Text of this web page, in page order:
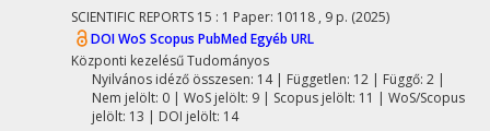
SCIENTIFIC REPORTS 15 : 1 Paper: 10118 , 9 p. (2025)
DOIWoS Scopus PubMedEgyéb URL
Központi kezelésűTudományos
Nyilvános idéző összesen: 14| Független: 12 | Függő: 2 |
Nem jelölt: 0 | WoS jelölt: 9 | Scopus jelölt: 11 | WoS/Scopus
jelölt: 13 | DOI jelölt: 14